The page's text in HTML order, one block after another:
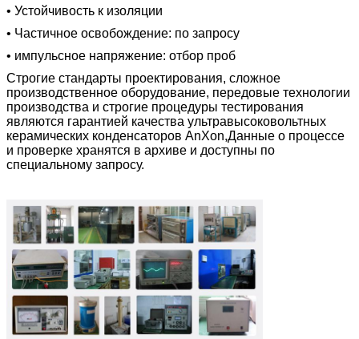
• Устойчивость к изоляции
• Частичное освобождение: по запросу
• импульсное напряжение: отбор проб
Строгие стандарты проектирования, сложное
производственное оборудование, передовые технологии
производства и строгие процедуры тестирования
являются гарантией качества ультравысоковольтных
керамических конденсаторов AnXon,Данные о процессе
и проверке хранятся в архиве и доступны по
специальному запросу.